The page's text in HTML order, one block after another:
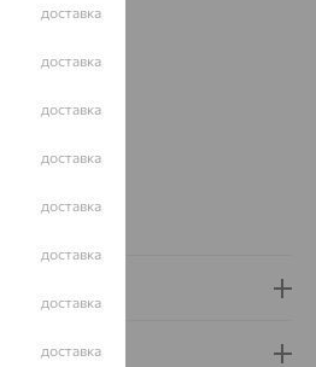
РОССИЯ
доставка
доставка
доставка
доставка
доставка
доставка
доставка
доставка